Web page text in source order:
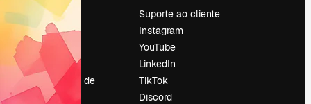
Preços
Sobre nós
Reviews
Emprego
Tendências de
pesquisa
Suporte ao cliente
Instagram
YouTube
LinkedIn
TikTok
Discord